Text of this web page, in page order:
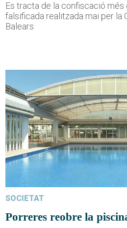
Es tracta de la confiscació més
falsificada realitzada mai per la
Balears
SOCIETAT
Porreres reobre la